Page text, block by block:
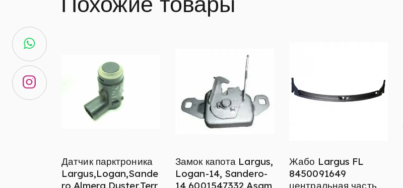
Датчик парктроника
Largus,Logan,Sande
Замок капота Largus,
Logan-14, Sandero-
Жабо Largus FL
8450091649